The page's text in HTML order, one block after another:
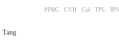
PPBC CVH Col TPL IPNI
Tang